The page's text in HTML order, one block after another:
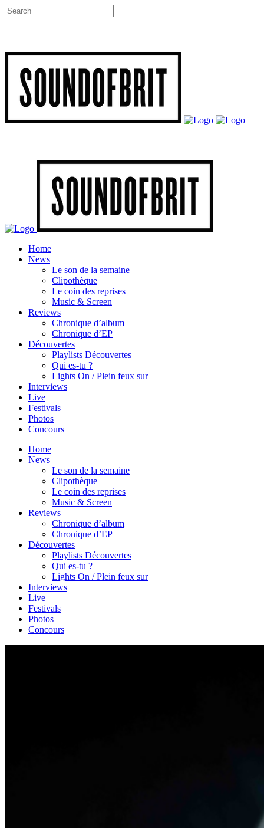
Home
News
Le son de la semaine
Clipothèque
Le coin des reprises
Music & Screen
Reviews
Chronique d’album
Chronique d’EP
Découvertes
Playlists Découvertes
Qui es-tu ?
Lights On / Plein feux sur
Interviews
Live
Festivals
Photos
Concours
Home
News
Le son de la semaine
Clipothèque
Le coin des reprises
Music & Screen
Reviews
Chronique d’album
Chronique d’EP
Découvertes
Playlists Découvertes
Qui es-tu ?
Lights On / Plein feux sur
Interviews
Live
Festivals
Photos
Concours